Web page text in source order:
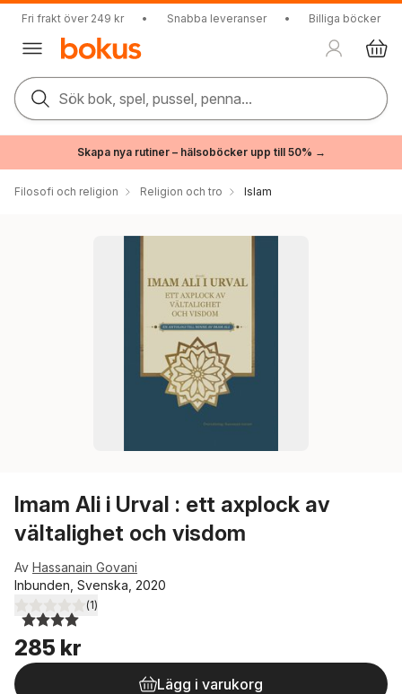
Fri frakt över 249 kr • Snabba leveranser • Billiga böcker
Sök bok, spel, pussel, penna...
Skapa nya rutiner – hälsoböcker upp till 50% →
Filosofi och religion Religion och tro Islam
Imam Ali i Urval : ett axplock av
vältalighet och visdom
Av Hassanain Govani
Inbunden, Svenska, 2020
4,0utav 5 stjärnor. Totalt antal röster:
(1)
285 kr
Lägg i varukorg